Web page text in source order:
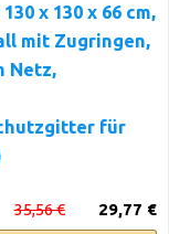
x 130 x 66 cm,
mit Zugringen,
Netz,
für
29,77 €
35,56 €